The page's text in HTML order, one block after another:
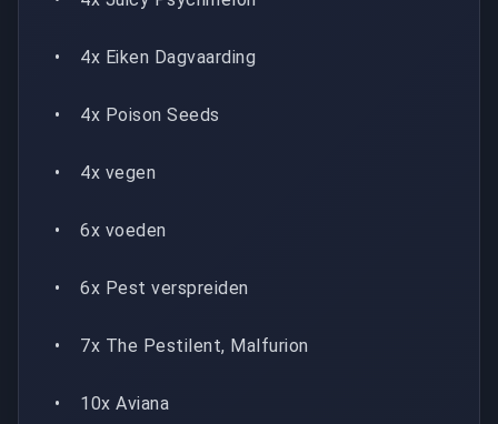
• 4x Eiken Dagvaarding
• 4x Poison Seeds
• 4x vegen
• 6x voeden
• 6x Pest verspreiden
• 7x The Pestilent, Malfurion
• 10x Aviana